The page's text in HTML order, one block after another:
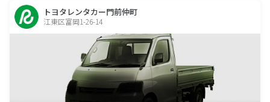
トヨタレンタカー門前仲町
江東区富岡1-26-14